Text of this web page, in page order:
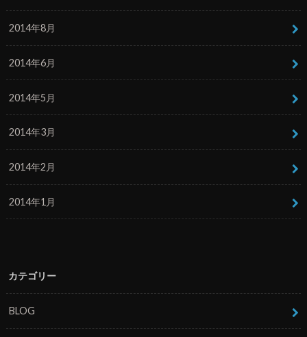
2014年8月
2014年6月
2014年5月
2014年3月
2014年2月
2014年1月
カテゴリー
BLOG